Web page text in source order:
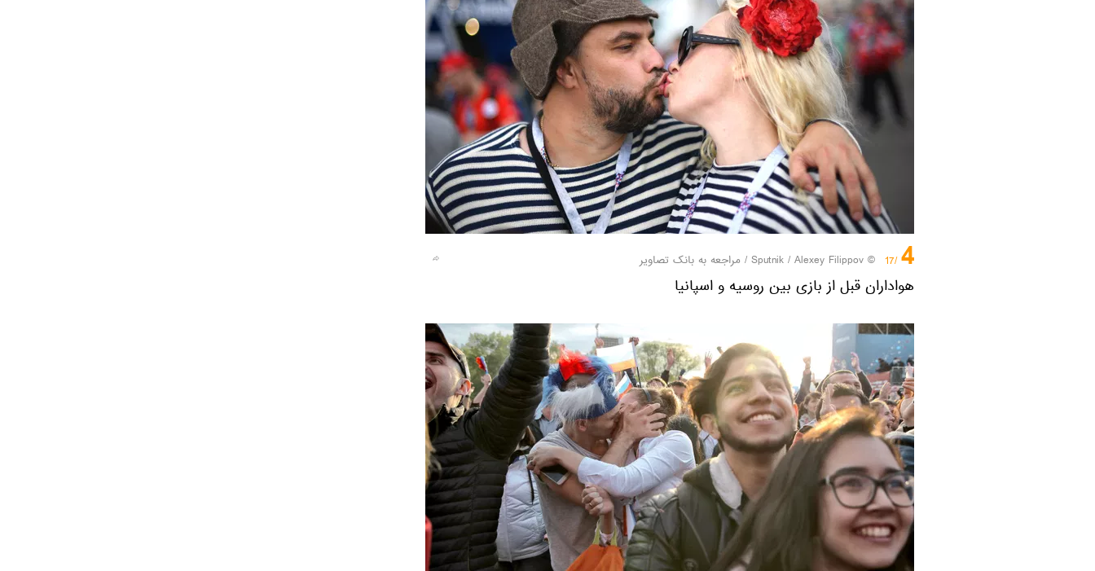
4
/17
© Sputnik / Alexey Filippov
/ مراجعه به بانک تصاویر
هواداران قبل از بازی بین روسیه و اسپانیا